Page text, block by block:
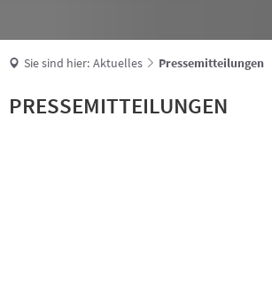
Sie sind hier: Aktuelles Pressemitteilungen
Pressemitteilungen
PRESSEMITTEILUNGEN